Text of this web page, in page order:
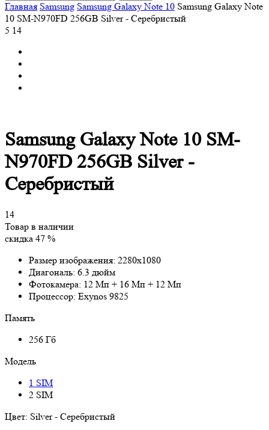
Главная Samsung Samsung Galaxy Note 10 Samsung Galaxy Note
10 SM-N970FD 256GB Silver - Серебристый
5 14
Samsung Galaxy Note 10 SM-
N970FD 256GB Silver -
Серебристый
14
Товар в наличии
скидка 47 %
Размер изображения: 2280x1080
Диагональ: 6.3 дюйм
Фотокамера: 12 Мп + 16 Мп + 12 Мп
Процессор: Exynos 9825
Память
256 Гб
Модель
1 SIM
2 SIM
Цвет: Silver - Серебристый